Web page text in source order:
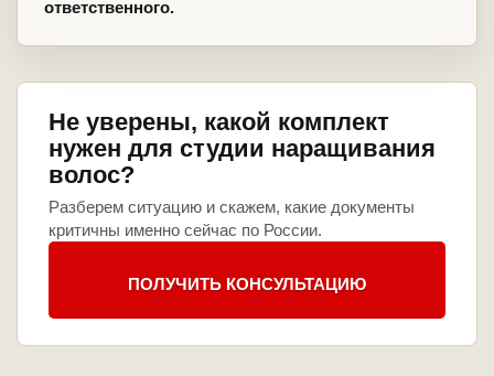
ответственного.
Не уверены, какой комплект
нужен для студии наращивания
волос?
Разберем ситуацию и скажем, какие документы
критичны именно сейчас по России.
ПОЛУЧИТЬ КОНСУЛЬТАЦИЮ